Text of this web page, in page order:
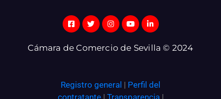
Cámara de Comercio de Sevilla © 2024
Registro general | Perfil del
contratante| Transparencia |